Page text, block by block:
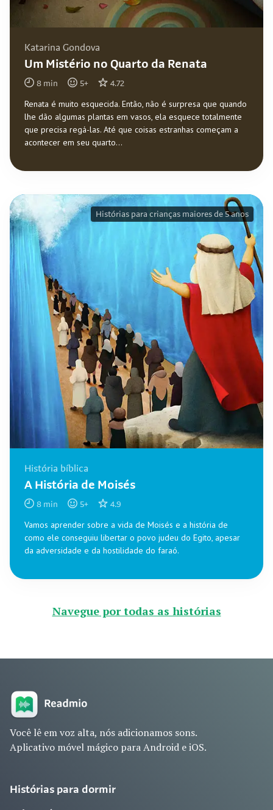
Katarina Gondova
Um Mistério no Quarto da Renata
8 min 5+ 4.72
Renata é muito esquecida. Então, não é surpresa que quando
lhe dão algumas plantas em vasos, ela esquece totalmente
que precisa regá-las. Até que coisas estranhas começam a
acontecer em seu quarto...
História bíblica
A História de Moisés
8 min 5+ 4.9
Vamos aprender sobre a vida de Moisés e a história de
como ele conseguiu libertar o povo judeu do Egito, apesar
da adversidade e da hostilidade do faraó.
Histórias para crianças maiores de 5 anos
Navegue por todas as histórias
Você lê em voz alta, nós adicionamos sons.
Aplicativo móvel mágico para Android e iOS.
Histórias para dormir